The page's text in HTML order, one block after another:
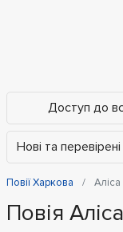
Доступ до
Нові та
Повії Харкова
Повія Аліса